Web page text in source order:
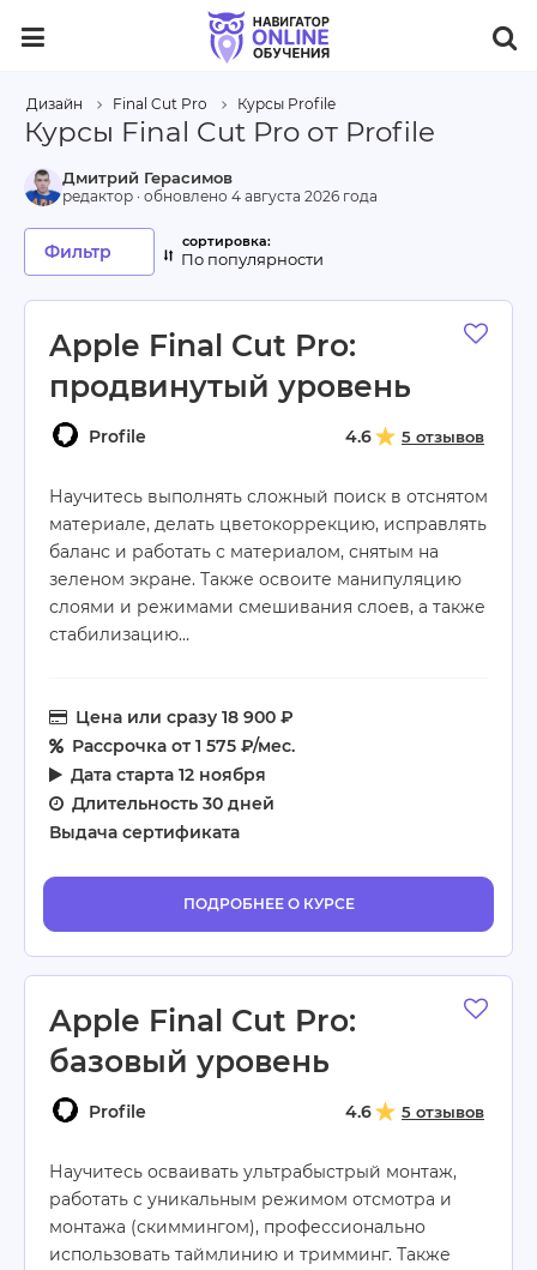
Дизайн Final Cut Pro Курсы Profile
Курсы Final Cut Pro от Profile
Apple Final Cut Pro:
продвинутый уровень
Profile 5 отзывов
4.6
Научитесь выполнять сложный поиск в отснятом
материале, делать цветокоррекцию, исправлять
баланс и работать с материалом, снятым на
зеленом экране. Также освоите манипуляцию
слоями и режимами смешивания слоев, а также
стабилизацию…
Цена или сразу 18 900 ₽
Рассрочка от 1 575 ₽/мес.
Дата старта 12 ноября
Длительность 30 дней
Выдача сертификата
ПОДРОБНЕЕ О КУРСЕ
Apple Final Cut Pro:
базовый уровень
Profile 5 отзывов
4.6
Научитесь осваивать ультрабыстрый монтаж,
работать с уникальным режимом отсмотра и
монтажа (скиммингом), профессионально
использовать таймлинию и тримминг. Также
Дмитрий Герасимов
редактор · обновлено 4 августа 2026 года
Фильтр По популярности